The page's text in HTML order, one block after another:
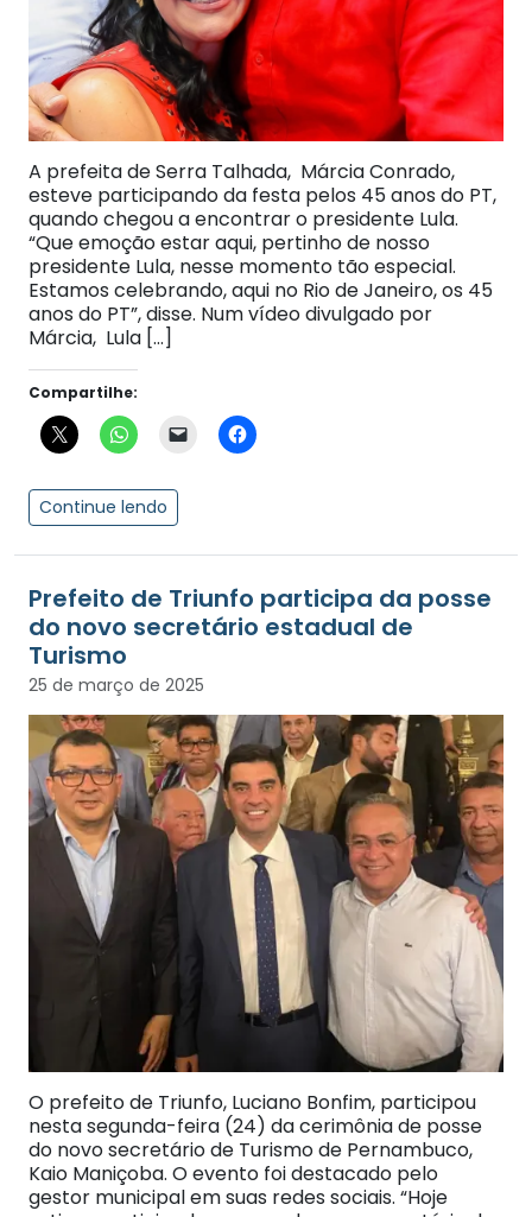
A prefeita de Serra Talhada, Márcia Conrado,
esteve participando da festa pelos 45 anos do PT,
quando chegou a encontrar o presidente Lula.
“Que emoção estar aqui, pertinho de nosso
presidente Lula, nesse momento tão especial.
Estamos celebrando, aqui no Rio de Janeiro, os 45
anos do PT”, disse. Num vídeo divulgado por
Márcia, Lula […]
Compartilhe:
Continue lendo
Prefeito de Triunfo participa da posse
do novo secretário estadual de
Turismo
25 de março de 2025
O prefeito de Triunfo, Luciano Bonfim, participou
nesta segunda-feira (24) da cerimônia de posse
do novo secretário de Turismo de Pernambuco,
Kaio Maniçoba. O evento foi destacado pelo
gestor municipal em suas redes sociais. “Hoje